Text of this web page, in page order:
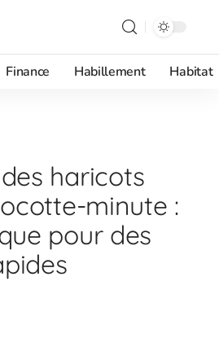
Finance Habillement Habitat
haricots
minute :
pour des